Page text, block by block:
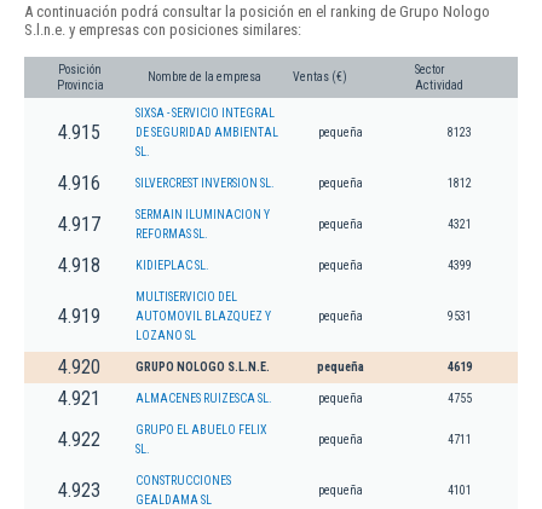
A continuación podrá consultar la posición en el ranking de Grupo Nologo
S.l.n.e. y empresas con posiciones similares:
Posición
Provincia
Nombre de la empresa Ventas (€)
Sector
Actividad
4.915
SIXSA - SERVICIO INTEGRAL
DE SEGURIDAD AMBIENTAL
SL.
pequeña 8123
4.916 SILVERCREST INVERSION SL. pequeña 1812
4.917
SERMAIN ILUMINACION Y
REFORMAS SL.
pequeña 4321
4.918 KIDIEPLAC SL. pequeña 4399
4.919
MULTISERVICIO DEL
AUTOMOVIL BLAZQUEZ Y
LOZANO SL
pequeña 9531
4.920 GRUPO NOLOGO S.L.N.E. pequeña 4619
4.921 ALMACENES RUIZESCA SL. pequeña 4755
4.922
GRUPO EL ABUELO FELIX
SL.
pequeña 4711
4.923
CONSTRUCCIONES
GEALDAMA SL
pequeña 4101